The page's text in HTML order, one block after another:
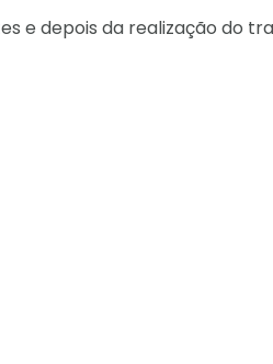
e depois da realização do